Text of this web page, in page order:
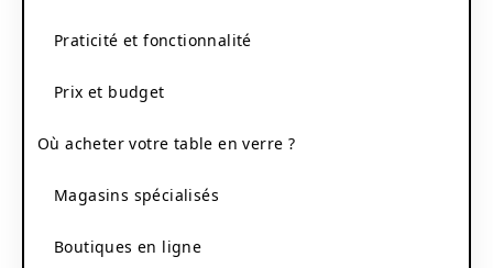
Praticité et fonctionnalité
Prix et budget
Où acheter votre table en verre ?
Magasins spécialisés
Boutiques en ligne